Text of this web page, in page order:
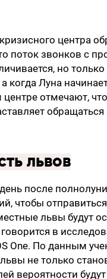
центра
поток звонков с
но
когда Луна
отмечают,
львов
после
чтобы
львы будут
в
One. По данным
не только
вероятности